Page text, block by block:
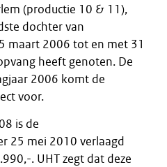
(productie 10 & 11),
dochter van
maart 2006 tot en met 31
heeft genoten. De
2006 komt de
voor.
is de
25 mei 2010 verlaagd
. UHT zegt dat deze